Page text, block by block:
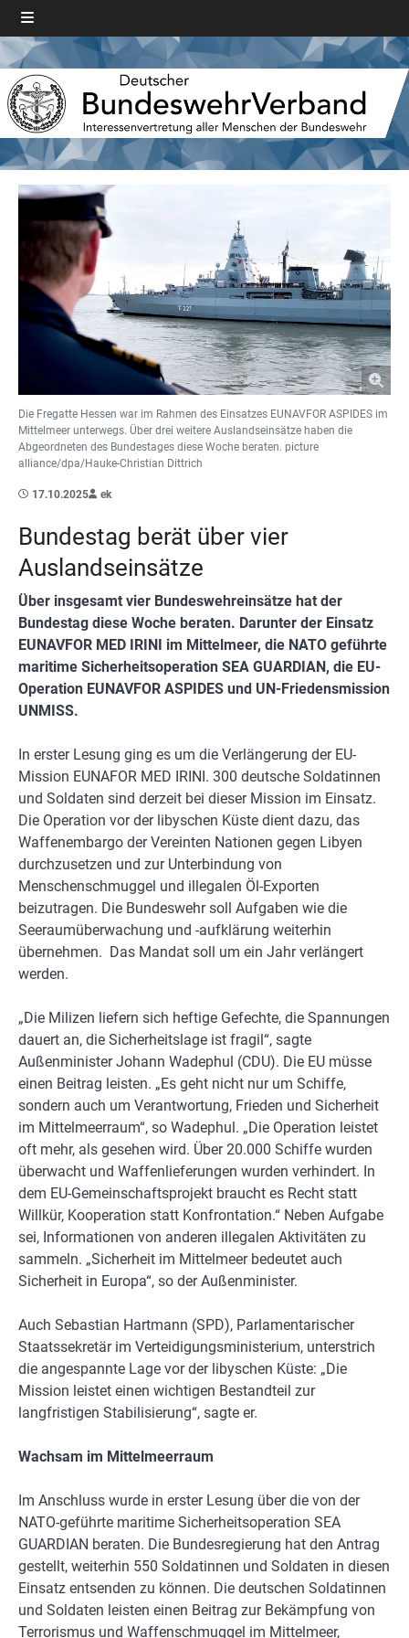
Die Fregatte Hessen war im Rahmen des Einsatzes EUNAVFOR ASPIDES im
Mittelmeer unterwegs. Über drei weitere Auslandseinsätze haben die
Abgeordneten des Bundestages diese Woche beraten. picture
alliance/dpa/Hauke-Christian Dittrich
17.10.2025 ek
Bundestag berät über vier
Auslandseinsätze
Über insgesamt vier Bundeswehreinsätze hat der
Bundestag diese Woche beraten. Darunter der Einsatz
EUNAVFOR MED IRINI im Mittelmeer, die NATO geführte
maritime Sicherheitsoperation SEA GUARDIAN, die EU-
Operation EUNAVFOR ASPIDES und UN-Friedensmission
UNMISS.
In erster Lesung ging es um die Verlängerung der EU-
Mission EUNAFOR MED IRINI. 300 deutsche Soldatinnen
und Soldaten sind derzeit bei dieser Mission im Einsatz.
Die Operation vor der libyschen Küste dient dazu, das
Waffenembargo der Vereinten Nationen gegen Libyen
durchzusetzen und zur Unterbindung von
Menschenschmuggel und illegalen Öl-Exporten
beizutragen. Die Bundeswehr soll Aufgaben wie die
Seeraumüberwachung und -aufklärung weiterhin
übernehmen. Das Mandat soll um ein Jahr verlängert
werden.
„Die Milizen liefern sich heftige Gefechte, die Spannungen
dauert an, die Sicherheitslage ist fragil“, sagte
Außenminister Johann Wadephul (CDU). Die EU müsse
einen Beitrag leisten. „Es geht nicht nur um Schiffe,
sondern auch um Verantwortung, Frieden und Sicherheit
im Mittelmeerraum“, so Wadephul. „Die Operation leistet
oft mehr, als gesehen wird. Über 20.000 Schiffe wurden
überwacht und Waffenlieferungen wurden verhindert. In
dem EU-Gemeinschaftsprojekt braucht es Recht statt
Willkür, Kooperation statt Konfrontation.“ Neben Aufgabe
sei, Informationen von anderen illegalen Aktivitäten zu
sammeln. „Sicherheit im Mittelmeer bedeutet auch
Sicherheit in Europa“, so der Außenminister.
Auch Sebastian Hartmann (SPD), Parlamentarischer
Staatssekretär im Verteidigungsministerium, unterstrich
die angespannte Lage vor der libyschen Küste: „Die
Mission leistet einen wichtigen Bestandteil zur
langfristigen Stabilisierung“, sagte er.
Wachsam im Mittelmeerraum
Im Anschluss wurde in erster Lesung über die von der
NATO-geführte maritime Sicherheitsoperation SEA
GUARDIAN beraten. Die Bundesregierung hat den Antrag
gestellt, weiterhin 550 Soldatinnen und Soldaten in diesen
Einsatz entsenden zu können. Die deutschen Soldatinnen
und Soldaten leisten einen Beitrag zur Bekämpfung von
Terrorismus und Waffenschmuggel im Mittelmeer,